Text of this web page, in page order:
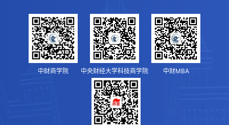
中财商学院 中央财经大学科技商学院 中财MBA